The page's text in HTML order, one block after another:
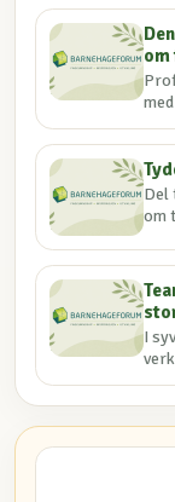
Del
om
I